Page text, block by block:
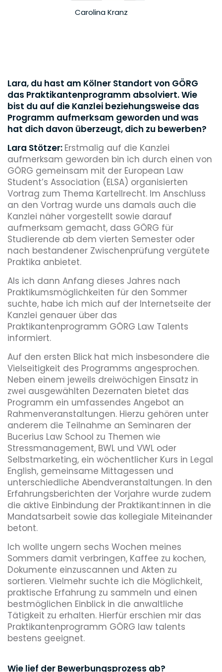
Carolina Kranz
Lara, du hast am Kölner Standort von GÖRG
das Praktikantenprogramm absolviert. Wie
bist du auf die Kanzlei beziehungsweise das
Programm aufmerksam geworden und was
hat dich davon überzeugt, dich zu bewerben?
Lara Stötzer: Erstmalig auf die Kanzlei
aufmerksam geworden bin ich durch einen von
GÖRG gemeinsam mit der European Law
Student’s Association (ELSA) organisierten
Vortrag zum Thema Kartellrecht. Im Anschluss
an den Vortrag wurde uns damals auch die
Kanzlei näher vorgestellt sowie darauf
aufmerksam gemacht, dass GÖRG für
Studierende ab dem vierten Semester oder
nach bestandener Zwischenprüfung vergütete
Praktika anbietet.
Als ich dann Anfang dieses Jahres nach
Praktikumsmöglichkeiten für den Sommer
suchte, habe ich mich auf der Internetseite der
Kanzlei genauer über das
Praktikantenprogramm GÖRG Law Talents
informiert.
Auf den ersten Blick hat mich insbesondere die
Vielseitigkeit des Programms angesprochen.
Neben einem jeweils dreiwöchigen Einsatz in
zwei ausgewählten Dezernaten bietet das
Programm ein umfassendes Angebot an
Rahmenveranstaltungen. Hierzu gehören unter
anderem die Teilnahme an Seminaren der
Bucerius Law School zu Themen wie
Stressmanagement, BWL und VWL oder
Selbstmarketing, ein wöchentlicher Kurs in Legal
English, gemeinsame Mittagessen und
unterschiedliche Abendveranstaltungen. In den
Erfahrungsberichten der Vorjahre wurde zudem
die aktive Einbindung der Praktikant:innen in die
Mandatsarbeit sowie das kollegiale Miteinander
betont.
Ich wollte ungern sechs Wochen meines
Sommers damit verbringen, Kaffee zu kochen,
Dokumente einzuscannen und Akten zu
sortieren. Vielmehr suchte ich die Möglichkeit,
praktische Erfahrung zu sammeln und einen
bestmöglichen Einblick in die anwaltliche
Tätigkeit zu erhalten. Hierfür erschien mir das
Praktikantenprogramm GÖRG law talents
bestens geeignet.
Wie lief der Bewerbungsprozess ab?